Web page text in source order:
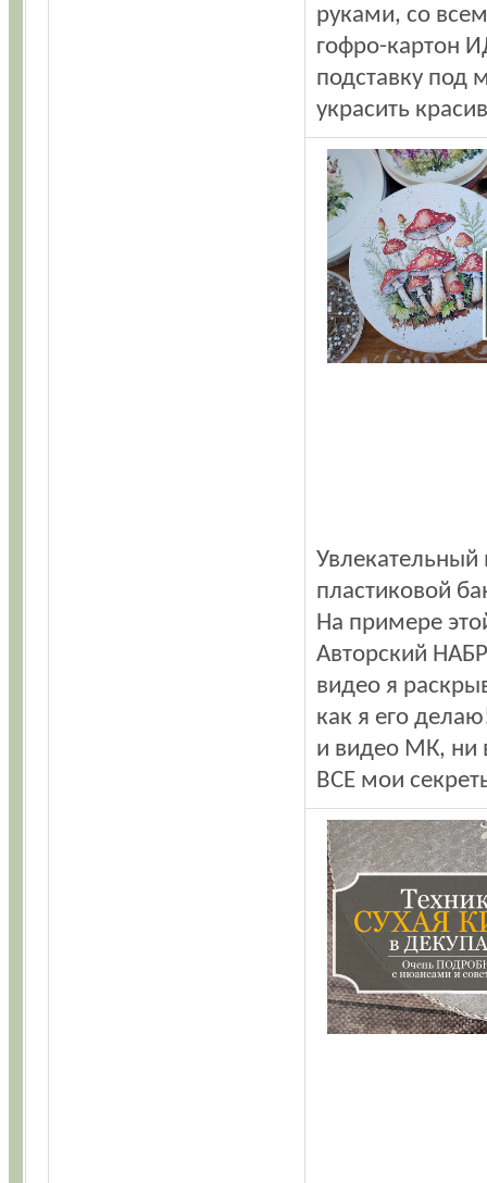
руками, со
гофро-картон
подставку под
украсить
пластиковой
На примере
Авторский
видео я
как я его
и видео МК, ни
ВСЕ мои